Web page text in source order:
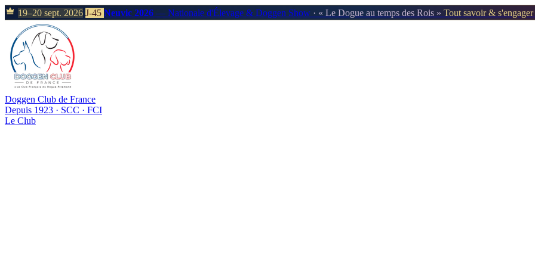
19–20 sept. 2026 J-45 Neuvic 2026 — Nationale d'Élevage & Doggen Show · « Le Dogue au temps des Rois » Tout savoir &
Doggen Club de France
Depuis 1923 · SCC · FCI
Le Club